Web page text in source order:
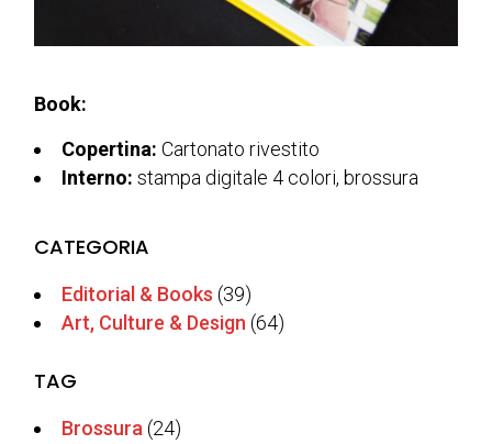
Book:
Copertina: Cartonato rivestito
Interno: stampa digitale 4 colori, brossura
CATEGORIA
Editorial & Books (39)
Art, Culture & Design (64)
TAG
Brossura (24)